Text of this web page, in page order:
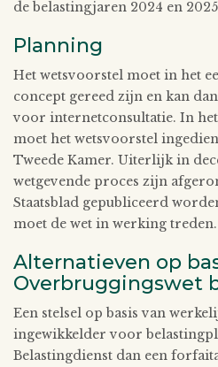
de belastingjaren 2024 en
Planning
Het wetsvoorstel moet in het
concept gereed zijn en kan
voor internetconsultatie. In
moet het wetsvoorstel
Tweede Kamer. Uiterlijk in
wetgevende proces zijn
Staatsblad gepubliceerd
moet de wet in werking treden.
Alternatieven op
Overbruggingswet
Een stelsel op basis van
ingewikkelder voor
Belastingdienst dan een